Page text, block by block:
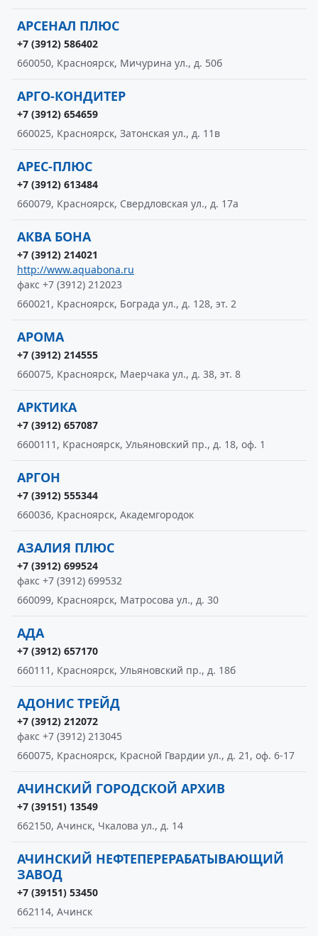
АРСЕНАЛ ПЛЮС
+7 (3912) 586402
660050, Красноярск, Мичурина ул., д. 50б
АРГО-КОНДИТЕР
+7 (3912) 654659
660025, Красноярск, Затонская ул., д. 11в
АРЕС-ПЛЮС
+7 (3912) 613484
660079, Красноярск, Свердловская ул., д. 17а
АКВА БОНА
+7 (3912) 214021
http://www.aquabona.ru
факс +7 (3912) 212023
660021, Красноярск, Бограда ул., д. 128, эт. 2
АРОМА
+7 (3912) 214555
660075, Красноярск, Маерчака ул., д. 38, эт. 8
АРКТИКА
+7 (3912) 657087
6600111, Красноярск, Ульяновский пр., д. 18, оф. 1
АРГОН
+7 (3912) 555344
660036, Красноярск, Академгородок
АЗАЛИЯ ПЛЮС
+7 (3912) 699524
факс +7 (3912) 699532
660099, Красноярск, Матросова ул., д. 30
АДА
+7 (3912) 657170
660111, Красноярск, Ульяновский пр., д. 18б
АДОНИС ТРЕЙД
+7 (3912) 212072
факс +7 (3912) 213045
660075, Красноярск, Красной Гвардии ул., д. 21, оф. 6-17
АЧИНСКИЙ ГОРОДСКОЙ АРХИВ
+7 (39151) 13549
662150, Ачинск, Чкалова ул., д. 14
АЧИНСКИЙ НЕФТЕПЕРЕРАБАТЫВАЮЩИЙ
ЗАВОД
+7 (39151) 53450
662114, Ачинск